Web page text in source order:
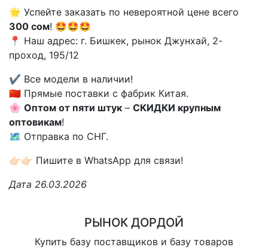
🌟 Успейте заказать по невероятной цене всего
300 сом! 🤩🤩🤩
📍 Наш адрес: г. Бишкек, рынок Джунхай, 2-
проход, 195/12
✔️ Все модели в наличии!
🇨🇳 Прямые поставки с фабрик Китая.
🌸 Оптом от пяти штук – СКИДКИ крупным
оптовикам!
🗺 Отправка по СНГ.
👉🏻👉🏻 Пишите в WhatsApp для связи!
Дата 26.03.2026
РЫНОК ДОРДОЙ
Купить базу поставщиков и базу товаров